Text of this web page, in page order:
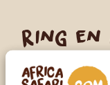
Ring
VÅRA